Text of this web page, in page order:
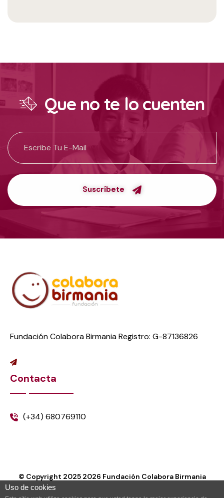
Que no te lo cuenten
Suscríbete
Fundación Colabora Birmania Registro: G-87136826
Contacta
(+34) 680769110
© Copyright 2025 2026 Fundación Colabora Birmania
Uso de cookies